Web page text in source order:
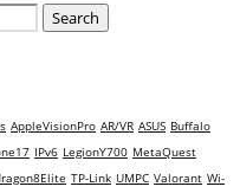
Search
AppleVisionPro AR/VR ASUS Buffalo
IPv6 LegionY700 MetaQuest
TP-Link UMPC Valorant Wi-